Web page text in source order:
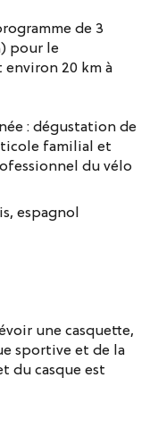
de 3
pour le
20 km à
: dégustation de
familial et
du vélo
espagnol
une casquette,
sportive et de la
du casque est